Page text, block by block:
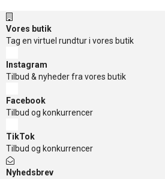
Vores butik
Tag en virtuel rundtur i vores butik
Instagram
Tilbud & nyheder fra vores butik
Facebook
Tilbud og konkurrencer
TikTok
Tilbud og konkurrencer
Nyhedsbrev